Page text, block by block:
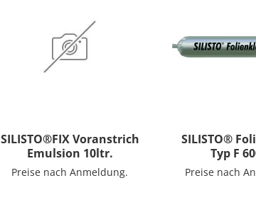
SILISTO®FIX Voranstrich
Emulsion 10ltr.
Preise nach Anmeldung.
SILISTO®
Typ F
Preise nach